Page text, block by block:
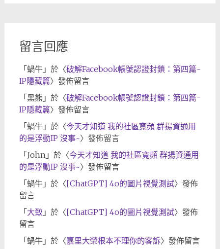
留言回應
「 蝸牛」於〈破解Facebook帳號認證封鎖：第四篇-
IP隱藏篇〉發佈留言
「 黑熊 」於〈破解Facebook帳號認證封鎖：第四篇-
IP隱藏篇〉發佈留言
「 蝸牛」於〈今天才知道 我的社區寬頻 群揚資通用
的是浮動IP 沒事~〉發佈留言
「 John」於〈今天才知道 我的社區寬頻 群揚資通用
的是浮動IP 沒事~〉發佈留言
「 蝸牛」於〈[ChatGPT] 4o的圖片視覺測試〉發佈
留言
「 大致 」於〈[ChatGPT] 4o的圖片視覺測試〉發佈
留言
「 蝸牛」於〈嘉里大榮根本不理你的客訴〉發佈留言